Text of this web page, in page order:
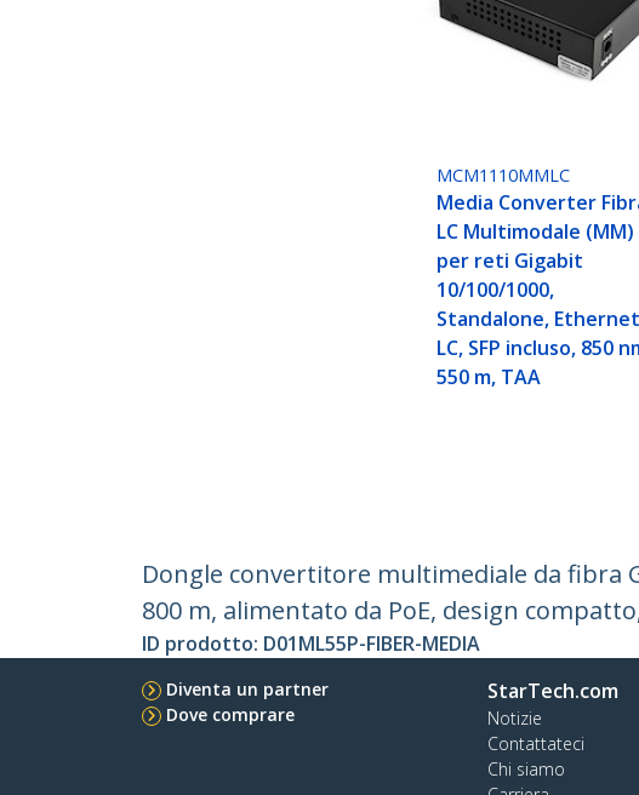
MCM1110MMLC
Media Converter
LC Multimodale (MM)
per reti Gigabit
10/100/1000,
Standalone,
LC, SFP incluso, 850
550 m, TAA
Dongle convertitore multimediale da fibra
800 m, alimentato da PoE, design
ID prodotto: D01ML55P-FIBER-MEDIA
Diventa un partner
Dove comprare
StarTech.com
Notizie
Contattateci
Chi siamo